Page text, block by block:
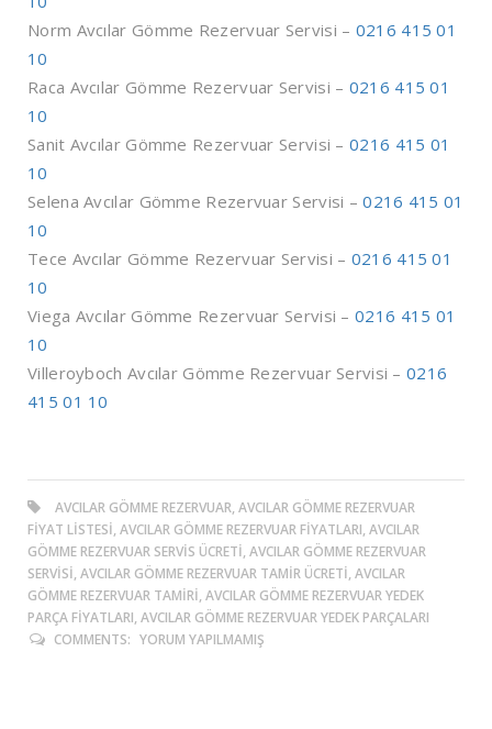
Norm Avcılar Gömme Rezervuar Servisi – 0216 415 01
10
Raca Avcılar Gömme Rezervuar Servisi – 0216 415 01
10
Sanit Avcılar Gömme Rezervuar Servisi – 0216 415 01
10
Selena Avcılar Gömme Rezervuar Servisi –0216 415 01
10
Tece Avcılar Gömme Rezervuar Servisi – 0216 415 01
10
Viega Avcılar Gömme Rezervuar Servisi – 0216 415 01
10
Villeroyboch Avcılar Gömme Rezervuar Servisi –0216
415 01 10
AVCILAR GÖMME REZERVUAR, AVCILAR GÖMME REZERVUAR
FIYAT LISTESI, AVCILAR GÖMME REZERVUAR FIYATLARI, AVCILAR
GÖMME REZERVUAR SERVIS ÜCRETI, AVCILAR GÖMME REZERVUAR
SERVISI, AVCILAR GÖMME REZERVUAR TAMIR ÜCRETI, AVCILAR
GÖMME REZERVUAR TAMIRI, AVCILAR GÖMME REZERVUAR YEDEK
PARÇA FIYATLARI, AVCILAR GÖMME REZERVUAR YEDEK PARÇALARI
COMMENTS: YORUM YAPILMAMIŞ